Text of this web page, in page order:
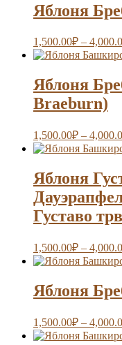
Яблоня
1,500.00₽ –
Яблоня
Braeburn)
1,500.00₽ –
Яблоня
Густаво
1,500.00₽ –
Яблоня
1,500.00₽ –